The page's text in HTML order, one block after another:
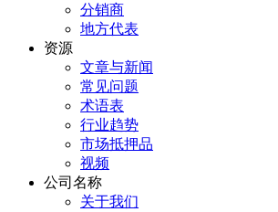
分销商
地方代表
资源
文章与新闻
常见问题
术语表
行业趋势
市场抵押品
视频
公司名称
关于我们